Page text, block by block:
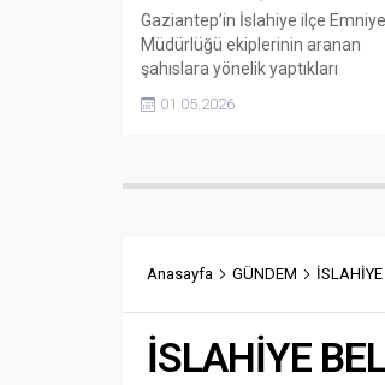
Gaziantep’in İslahiye ilçe
Müdürlüğü ekiplerinin aranan
şahıslara yönelik yaptıkları
çalışmada çeşitli suçlardan
bulunan 8 kişi yakalandı, İslahiye
yakalanmasına yönelik
gerçekleştirilen uygulamalarda,
haklarında kesinleşmiş hapis
bulunan A.E, Ö.T, A.A, S.B. ile
haklarında yakalama kararı...
01.05.2026
Anasayfa GÜNDEM
İSLAHİYE